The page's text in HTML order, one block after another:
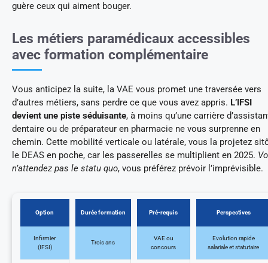
guère ceux qui aiment bouger.
Les métiers paramédicaux accessibles
avec formation complémentaire
Vous anticipez la suite, la VAE vous promet une traversée vers
d’autres métiers, sans perdre ce que vous avez appris. L’IFSI
devient une piste séduisante, à moins qu’une carrière
dentaire ou de préparateur en pharmacie ne vous surprenne en
chemin. Cette mobilité verticale ou latérale, vous la projetez
le DEAS en poche, car les passerelles se multiplient en 2025.
n’attendez pas le statu quo, vous préférez prévoir l’imprévisible.
Option Durée formation Pré-requis Perspectives
Infirmier
(IFSI)
Trois ans
VAE ou
concours
Evolution rapide
salariale et statutaire